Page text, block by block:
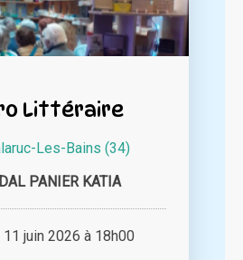
Littéraire
Les-Bains (34)
PANIER KATIA
juin 2026 à 18h00